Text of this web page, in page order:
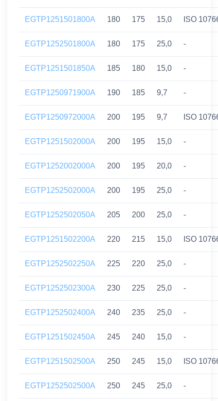
EGTP1251501800A 180 175 15,0 ISO
EGTP1252501800A 180 175 25,0 -
EGTP1251501850A 185 180 15,0 -
EGTP1250971900A 190 185 9,7 -
EGTP1250972000A 200 195 9,7 ISO
EGTP1251502000A 200 195 15,0 -
EGTP1252002000A 200 195 20,0 -
EGTP1252502000A 200 195 25,0 -
EGTP1252502050A 205 200 25,0 -
EGTP1251502200A 220 215 15,0 ISO
EGTP1252502250A 225 220 25,0 -
EGTP1252502300A 230 225 25,0 -
EGTP1252502400A 240 235 25,0 -
EGTP1251502450A 245 240 15,0 -
EGTP1251502500A 250 245 15,0 ISO
EGTP1252502500A 250 245 25,0 -